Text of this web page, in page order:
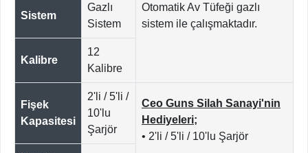
Otomatik Av Tüfeği gazlı
sistem ile çalışmaktadır.
Sistem
Gazlı
Sistem
Kalibre
12
Kalibre
Fişek
Kapasitesi
2'li / 5'li /
10'lu
Şarjör
Ceo Guns Silah Sanayi'nin
Hediyeleri;
• 2'li / 5'li / 10'lu Şarjör